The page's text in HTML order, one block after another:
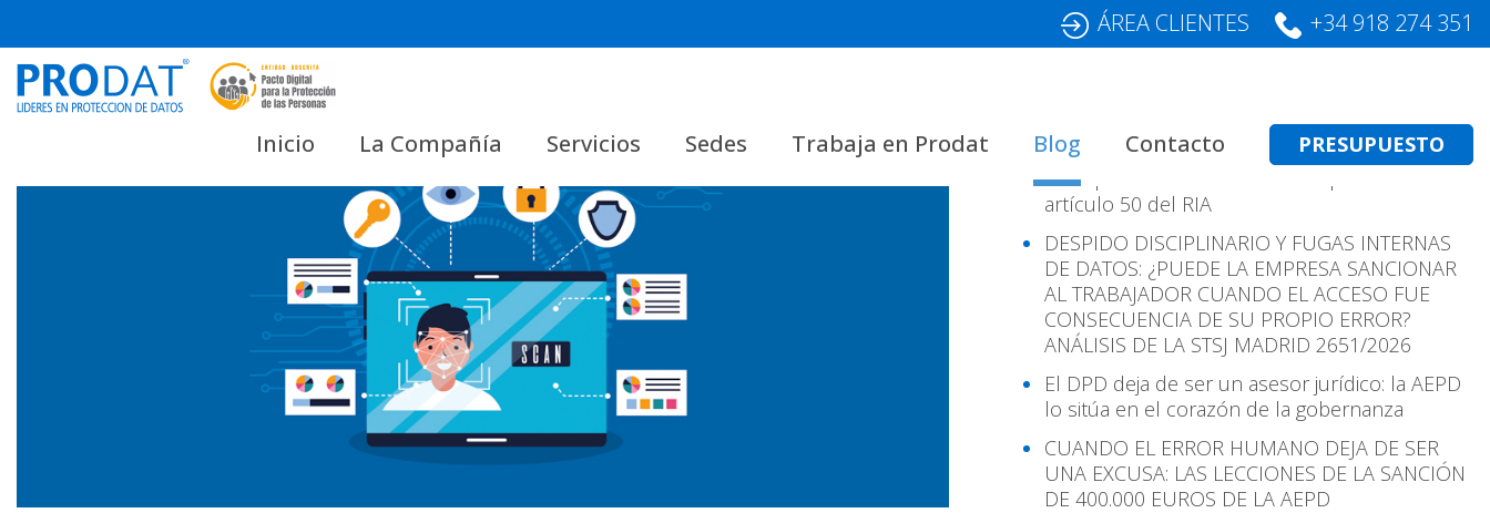
content
ÁREA CLIENTES +34 918 274 351
PRESUPUESTO
Inicio La Compañía Servicios Sedes Trabaja en Prodat Blog Contacto
Blog
Transparencia en IA: cómo cumplir con el
artículo 50 del RIA
DESPIDO DISCIPLINARIO Y FUGAS INTERNAS
DE DATOS: ¿PUEDE LA EMPRESA SANCIONAR
AL TRABAJADOR CUANDO EL ACCESO FUE
CONSECUENCIA DE SU PROPIO ERROR?
ANÁLISIS DE LA STSJ MADRID 2651/2026
El DPD deja de ser un asesor jurídico: la AEPD
lo sitúa en el corazón de la gobernanza
CUANDO EL ERROR HUMANO DEJA DE SER
UNA EXCUSA: LAS LECCIONES DE LA SANCIÓN
DE 400.000 EUROS DE LA AEPD